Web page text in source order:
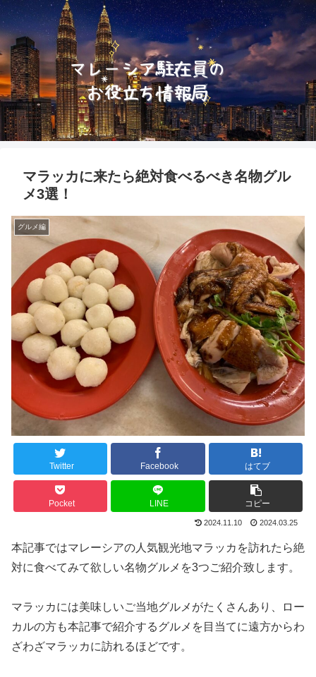
マラッカに来たら絶対食べるべき名物グル
メ3選！
グルメ編
Twitter Facebook はてブ
Pocket LINE コピー
2024.11.10 2024.03.25
本記事ではマレーシアの人気観光地マラッカを訪れたら絶
対に食べてみて欲しい名物グルメを3つご紹介致します。
マラッカには美味しいご当地グルメがたくさんあり、ロー
カルの方も本記事で紹介するグルメを目当てに遠方からわ
ざわざマラッカに訪れるほどです。